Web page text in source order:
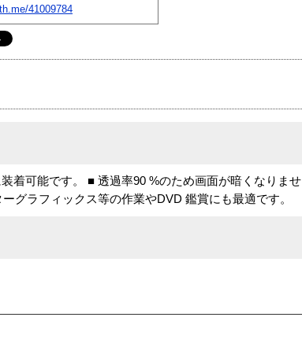
41009784
着可能です。 ■ 透過率90 %のため画面が暗くなりませ
グラフィックス等の作業やDVD 鑑賞にも最適です。